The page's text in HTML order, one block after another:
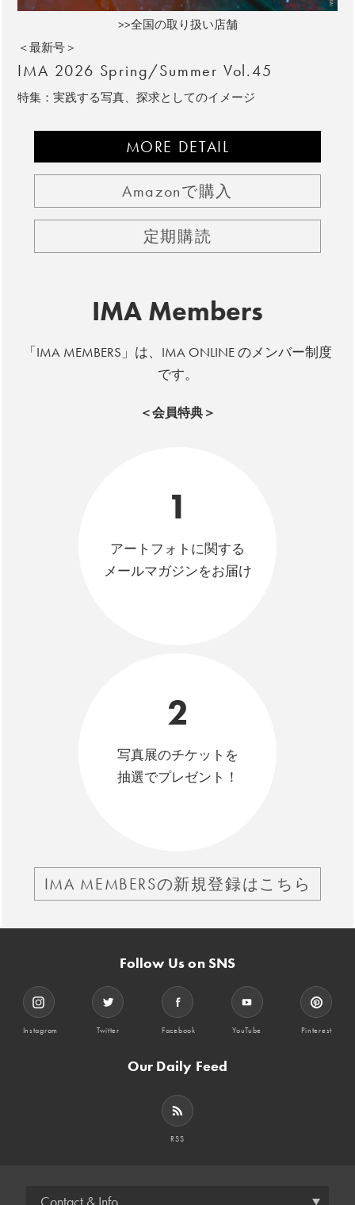
>>全国の取り扱い店舗
＜最新号＞
IMA 2026 Spring/Summer Vol.45
特集：実践する写真、探求としてのイメージ
MORE DETAIL
Amazonで購入
定期購読
IMA Members
「IMA MEMBERS」は、IMA ONLINE のメンバー制度
です。
＜会員特典＞
1
アートフォトに関する
メールマガジンをお届け
2
写真展のチケットを
抽選でプレゼント！
IMA MEMBERSの新規登録はこちら
Follow Us on SNS
Instagram Twitter Facebook YouTube Pinterest
Our Daily Feed
RSS